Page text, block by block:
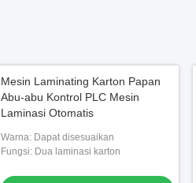
Mesin Laminating Karton Papan
Abu-abu Kontrol PLC Mesin
Laminasi Otomatis
Warna: Dapat disesuaikan
Fungsi: Dua laminasi karton